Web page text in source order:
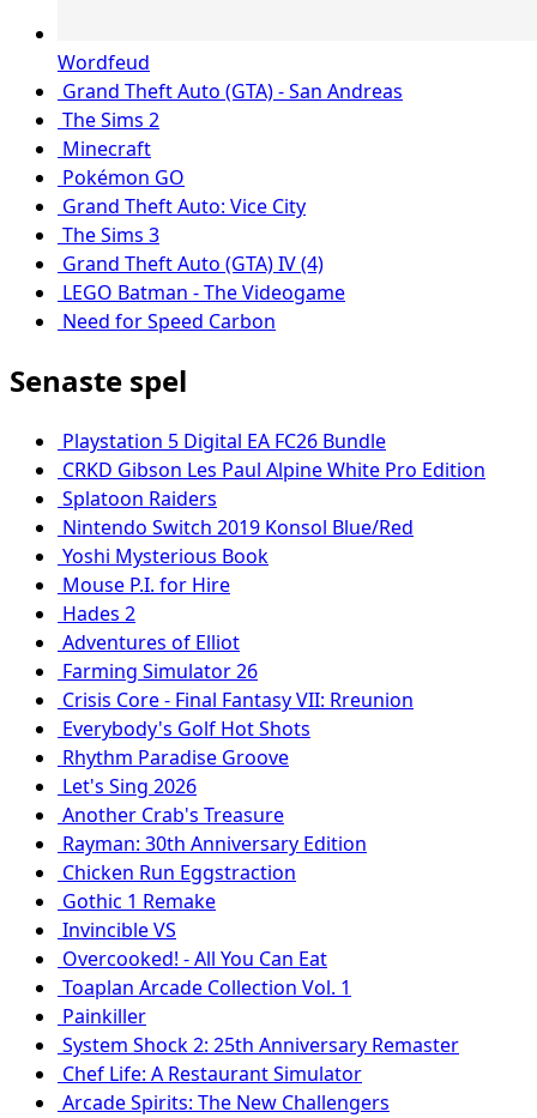
Wordfeud
Grand Theft Auto (GTA) - San Andreas
The Sims 2
Minecraft
Pokémon GO
Grand Theft Auto: Vice City
The Sims 3
Grand Theft Auto (GTA) IV (4)
LEGO Batman - The Videogame
Need for Speed Carbon
Senaste spel
Playstation 5 Digital EA FC26 Bundle
CRKD Gibson Les Paul Alpine White Pro Edition
Splatoon Raiders
Nintendo Switch 2019 Konsol Blue/Red
Yoshi Mysterious Book
Mouse P.I. for Hire
Hades 2
Adventures of Elliot
Farming Simulator 26
Crisis Core - Final Fantasy VII: Rreunion
Everybody's Golf Hot Shots
Rhythm Paradise Groove
Let's Sing 2026
Another Crab's Treasure
Rayman: 30th Anniversary Edition
Chicken Run Eggstraction
Gothic 1 Remake
Invincible VS
Overcooked! - All You Can Eat
Toaplan Arcade Collection Vol. 1
Painkiller
System Shock 2: 25th Anniversary Remaster
Chef Life: A Restaurant Simulator
Arcade Spirits: The New Challengers